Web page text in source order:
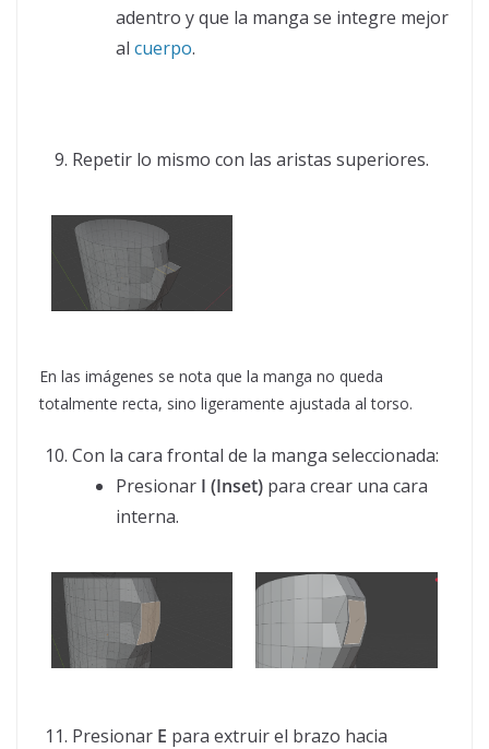
adentro y que la manga se integre mejor
al cuerpo.
Repetir lo mismo con las aristas superiores.
En las imágenes se nota que la manga no queda
totalmente recta, sino ligeramente ajustada al torso.
Con la cara frontal de la manga seleccionada:
Presionar I (Inset) para crear una cara
interna.
Presionar E para extruir el brazo hacia